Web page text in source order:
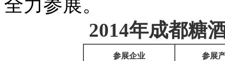
全力参展。
2014年成都糖
参展企业 参展